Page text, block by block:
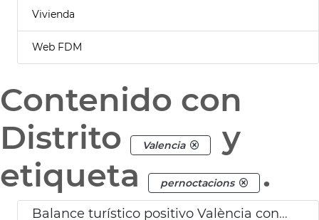
Vivienda
Web FDM
Contenido con
Distrito
Valencia
y
etiqueta
pernoctacions .
Balance turístico positivo València con un 10 % más de pernoctaciones en 2024